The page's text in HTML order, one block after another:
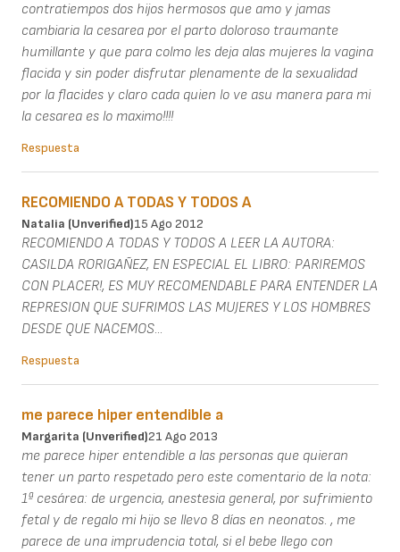
contratiempos dos hijos hermosos que amo y jamas
cambiaria la cesarea por el parto doloroso traumante
humillante y que para colmo les deja alas mujeres la vagina
flacida y sin poder disfrutar plenamente de la sexualidad
por la flacides y claro cada quien lo ve asu manera para mi
la cesarea es lo maximo!!!!
Respuesta
RECOMIENDO A TODAS Y TODOS A
Natalia (unverified)15 Ago 2012
RECOMIENDO A TODAS Y TODOS A LEER LA AUTORA:
CASILDA RORIGAÑEZ, EN ESPECIAL EL LIBRO: PARIREMOS
CON PLACER!, ES MUY RECOMENDABLE PARA ENTENDER LA
REPRESION QUE SUFRIMOS LAS MUJERES Y LOS HOMBRES
DESDE QUE NACEMOS...
Respuesta
me parece hiper entendible a
Margarita (unverified)21 Ago 2013
me parece hiper entendible a las personas que quieran
tener un parto respetado pero este comentario de la nota:
1ª cesárea: de urgencia, anestesia general, por sufrimiento
fetal y de regalo mi hijo se llevo 8 días en neonatos. , me
parece de una imprudencia total, si el bebe llego con